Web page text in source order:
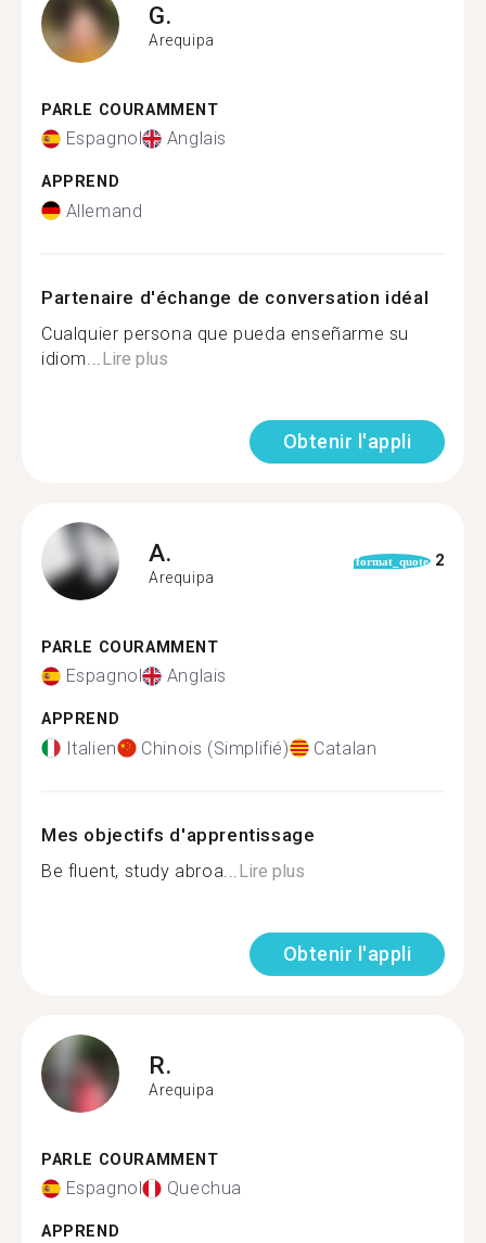
G.
Arequipa
PARLE COURAMMENT
Espagnol Anglais
APPREND
Allemand
Partenaire d'échange de conversation idéal
Cualquier persona que pueda enseñarme su
idiom... Lire plus
Obtenir l'appli
A.
Arequipa
format_quote 2
PARLE COURAMMENT
Espagnol Anglais
APPREND
Italien Chinois (Simplifié) Catalan
Mes objectifs d'apprentissage
Be fluent, study abroa... Lire plus
Obtenir l'appli
R.
Arequipa
PARLE COURAMMENT
Espagnol Quechua
APPREND